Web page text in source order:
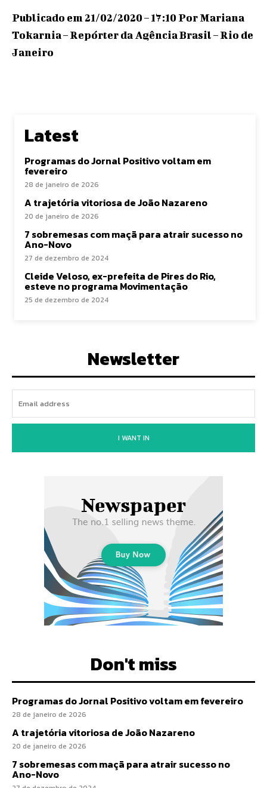
Publicado em 21/02/2020 – 17:10 Por Mariana
Tokarnia – Repórter da Agência Brasil – Rio de
Janeiro
Latest
Programas do Jornal Positivo voltam em
fevereiro
28 de janeiro de 2026
A trajetória vitoriosa de João Nazareno
20 de janeiro de 2026
7 sobremesas com maçã para atrair sucesso no
Ano-Novo
27 de dezembro de 2024
Cleide Veloso, ex-prefeita de Pires do Rio,
esteve no programa Movimentação
25 de dezembro de 2024
Newsletter
I WANT IN
Don't miss
Programas do Jornal Positivo voltam em fevereiro
28 de janeiro de 2026
A trajetória vitoriosa de João Nazareno
20 de janeiro de 2026
7 sobremesas com maçã para atrair sucesso no
Ano-Novo